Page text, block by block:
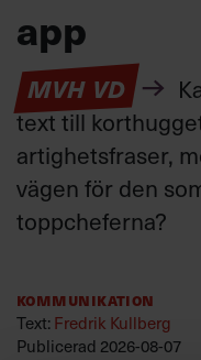
app
MVH VD
text till
artighetsfraser,
vägen för den
toppcheferna?
Kommunikation
Text:Fredrik Kullberg
Publicerad 2026-08-07